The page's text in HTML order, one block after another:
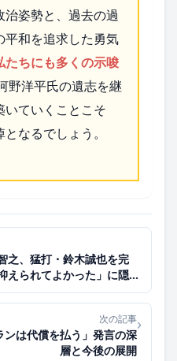
姿勢と、過去の過
平和を追求した勇気
たちにも多くの示唆
野洋平氏の遺志を継
いていくことこそ
なるでしょう。
之、猛打・鈴木誠也を完
えられてよかった」に隠さ
次の記事
は代償を払う」発言の深
層と今後の展開
›